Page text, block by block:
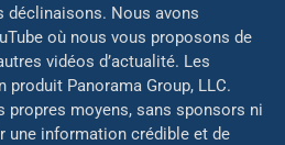
déclinaisons. Nous avons
où nous vous proposons de
vidéos d’actualité. Les
produit Panorama Group, LLC.
propres moyens, sans sponsors ni
une information crédible et de